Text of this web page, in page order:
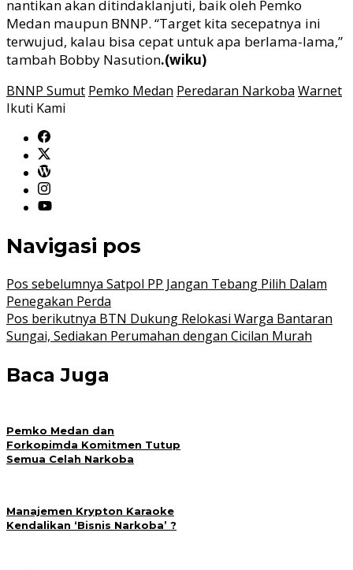
nantikan akan ditindaklanjuti, baik oleh Pemko
Medan maupun BNNP. “Target kita secepatnya ini
terwujud, kalau bisa cepat untuk apa berlama-lama,”
tambah Bobby Nasution.(wiku)
BNNP Sumut Pemko Medan Peredaran Narkoba Warnet
Ikuti Kami
Navigasi pos
Pos sebelumnya Satpol PP Jangan Tebang Pilih Dalam
Penegakan Perda
Pos berikutnya BTN Dukung Relokasi Warga Bantaran
Sungai, Sediakan Perumahan dengan Cicilan Murah
Baca Juga
Pemko Medan dan
Forkopimda Komitmen Tutup
Semua Celah Narkoba
Manajemen Krypton Karaoke
Kendalikan ‘Bisnis Narkoba’ ?